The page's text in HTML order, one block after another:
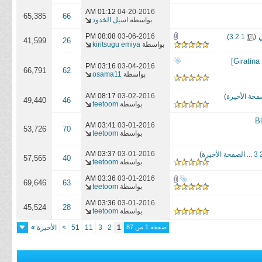
04-20-2016
01:12 AM
بواسطة اسيل الخدود 66
65,385
(
1
2
3
)
03-06-2016
08:08 PM
بواسطة kiritsugu emiya
26
41,599
03-04-2016
03:16 PM
بواسطة osama11
62
66,791
الأخيرة)
03-02-2016
08:17 AM
بواسطة teetoom
46
49,440
03-01-2016
03:41 AM
بواسطة teetoom
70
53,726
3
... الصفحة الأخيرة)
03-01-2016
03:37 AM
بواسطة teetoom
40
57,565
03-01-2016
03:36 AM
بواسطة teetoom
63
69,646
03-01-2016
03:36 AM
بواسطة teetoom
28
45,524
صفحة 1 من 87 1
2
3
11
51
> الأخيرة »